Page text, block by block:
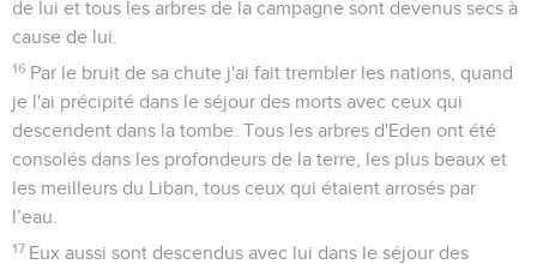
de lui et tous les arbres de la campagne sont devenus secs à
cause de lui.
16 Par le bruit de sa chute j'ai fait trembler les nations, quand
je l'ai précipité dans le séjour des morts avec ceux qui
descendent dans la tombe. Tous les arbres d'Eden ont été
consolés dans les profondeurs de la terre, les plus beaux et
les meilleurs du Liban, tous ceux qui étaient arrosés par
l’eau.
17 Eux aussi sont descendus avec lui dans le séjour des